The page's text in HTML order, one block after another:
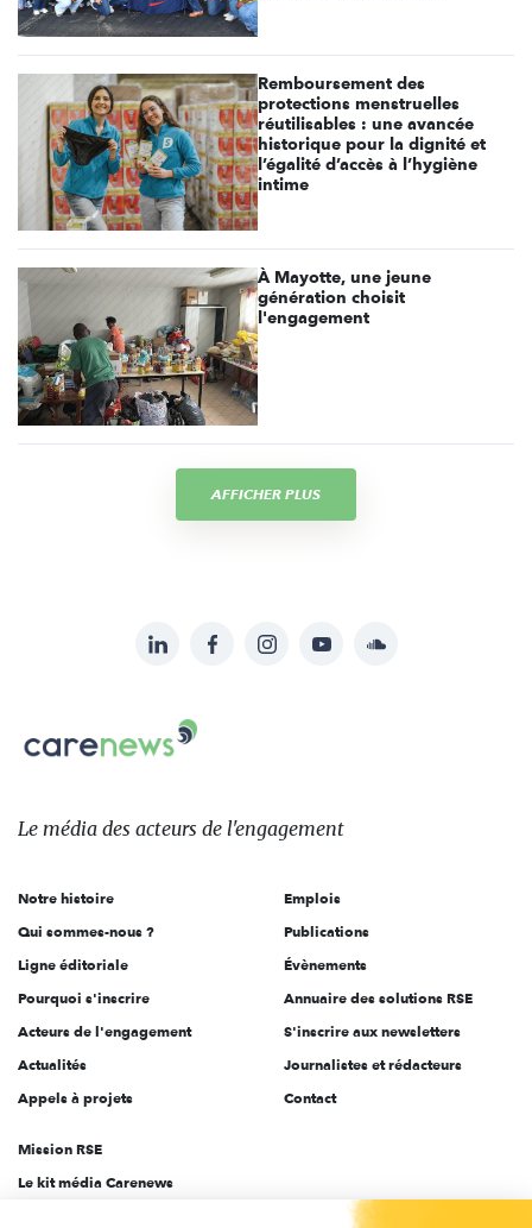
Remboursement des
protections menstruelles
réutilisables : une avancée
historique pour la dignité et
l’égalité d’accès à l’hygiène
intime
À Mayotte, une jeune
génération choisit
l'engagement
AFFICHER PLUS
sur:
LinkedInFacebookInstagramYouTubeSoundcloud
Carenews,
Le
des
l'engagement
Le média des acteurs de l'engagement
Notre histoire
Qui sommes-nous ?
Ligne éditoriale
Pourquoi s'inscrire
Acteurs de l'engagement
Actualités
Appels à projets
Emplois
Publications
Évènements
Annuaire des solutions RSE
S'inscrire aux newsletters
Journalistes et rédacteurs
Contact
Mission RSE
Le kit média Carenews